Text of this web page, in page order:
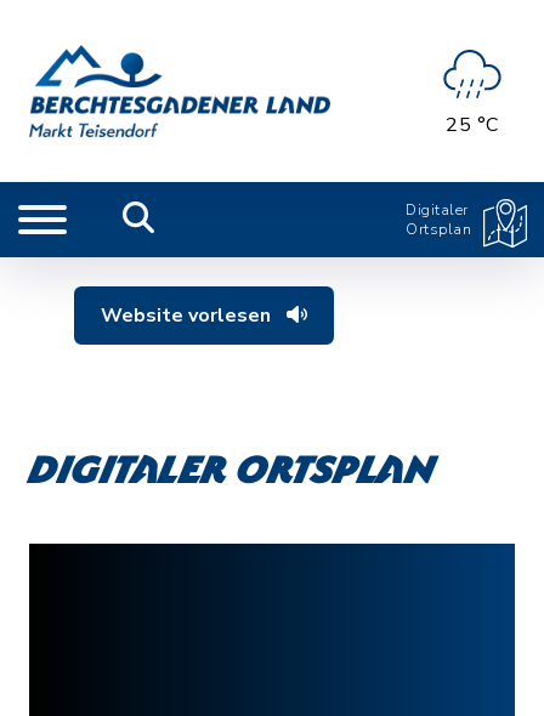
25 °C
Digitaler
Ortsplan
Website vorlesen
Digitaler Ortsplan